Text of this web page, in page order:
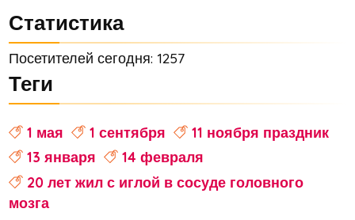
Статистика
Посетителей сегодня: 1257
Теги
1 мая 1 сентября
11 ноября праздник
13 января
14 февраля
20 лет жил с иглой в сосуде головного
мозга